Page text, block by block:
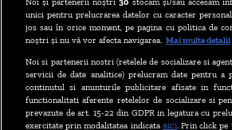
unici pentru prelucrarea datelor cu caracter
jos sau în orice moment, pe pagina cu politica de
noștri și nu vă vor afecta navigarea. Mai multe detalii
Noi si partenerii nostri (retelele de socializare si
servicii de date analitice) prelucram date pentru a
continutul si anunturile publicitare afisate in
functionalitati aferente retelelor de socializare si
prevazute de art. 15-22 din GDPR in legatura cu
exercitate prin modalitatea indicata aici. Prin click pe